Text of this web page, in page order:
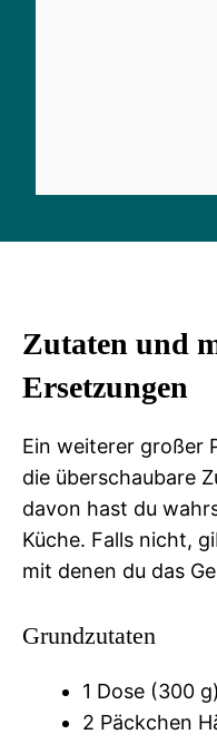
Zutaten und
Ersetzungen
Ein weiterer großer
die überschaubare
davon hast du
Küche. Falls nicht,
mit denen du das
Grundzutaten
1 Dose (300
2 Päckchen